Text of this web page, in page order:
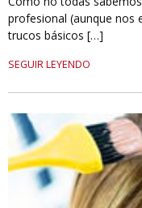
profesional (aunque nos
trucos básicos […]
SEGUIR LEYENDO